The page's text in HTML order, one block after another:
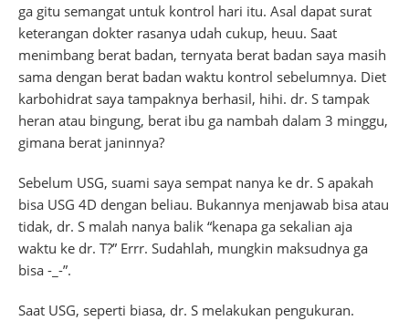
ga gitu semangat untuk kontrol hari itu. Asal dapat surat
keterangan dokter rasanya udah cukup, heuu. Saat
menimbang berat badan, ternyata berat badan saya masih
sama dengan berat badan waktu kontrol sebelumnya. Diet
karbohidrat saya tampaknya berhasil, hihi. dr. S tampak
heran atau bingung, berat ibu ga nambah dalam 3 minggu,
gimana berat janinnya?
Sebelum USG, suami saya sempat nanya ke dr. S apakah
bisa USG 4D dengan beliau. Bukannya menjawab bisa atau
tidak, dr. S malah nanya balik “kenapa ga sekalian aja
waktu ke dr. T?” Errr. Sudahlah, mungkin maksudnya ga
bisa -_-”.
Saat USG, seperti biasa, dr. S melakukan pengukuran.